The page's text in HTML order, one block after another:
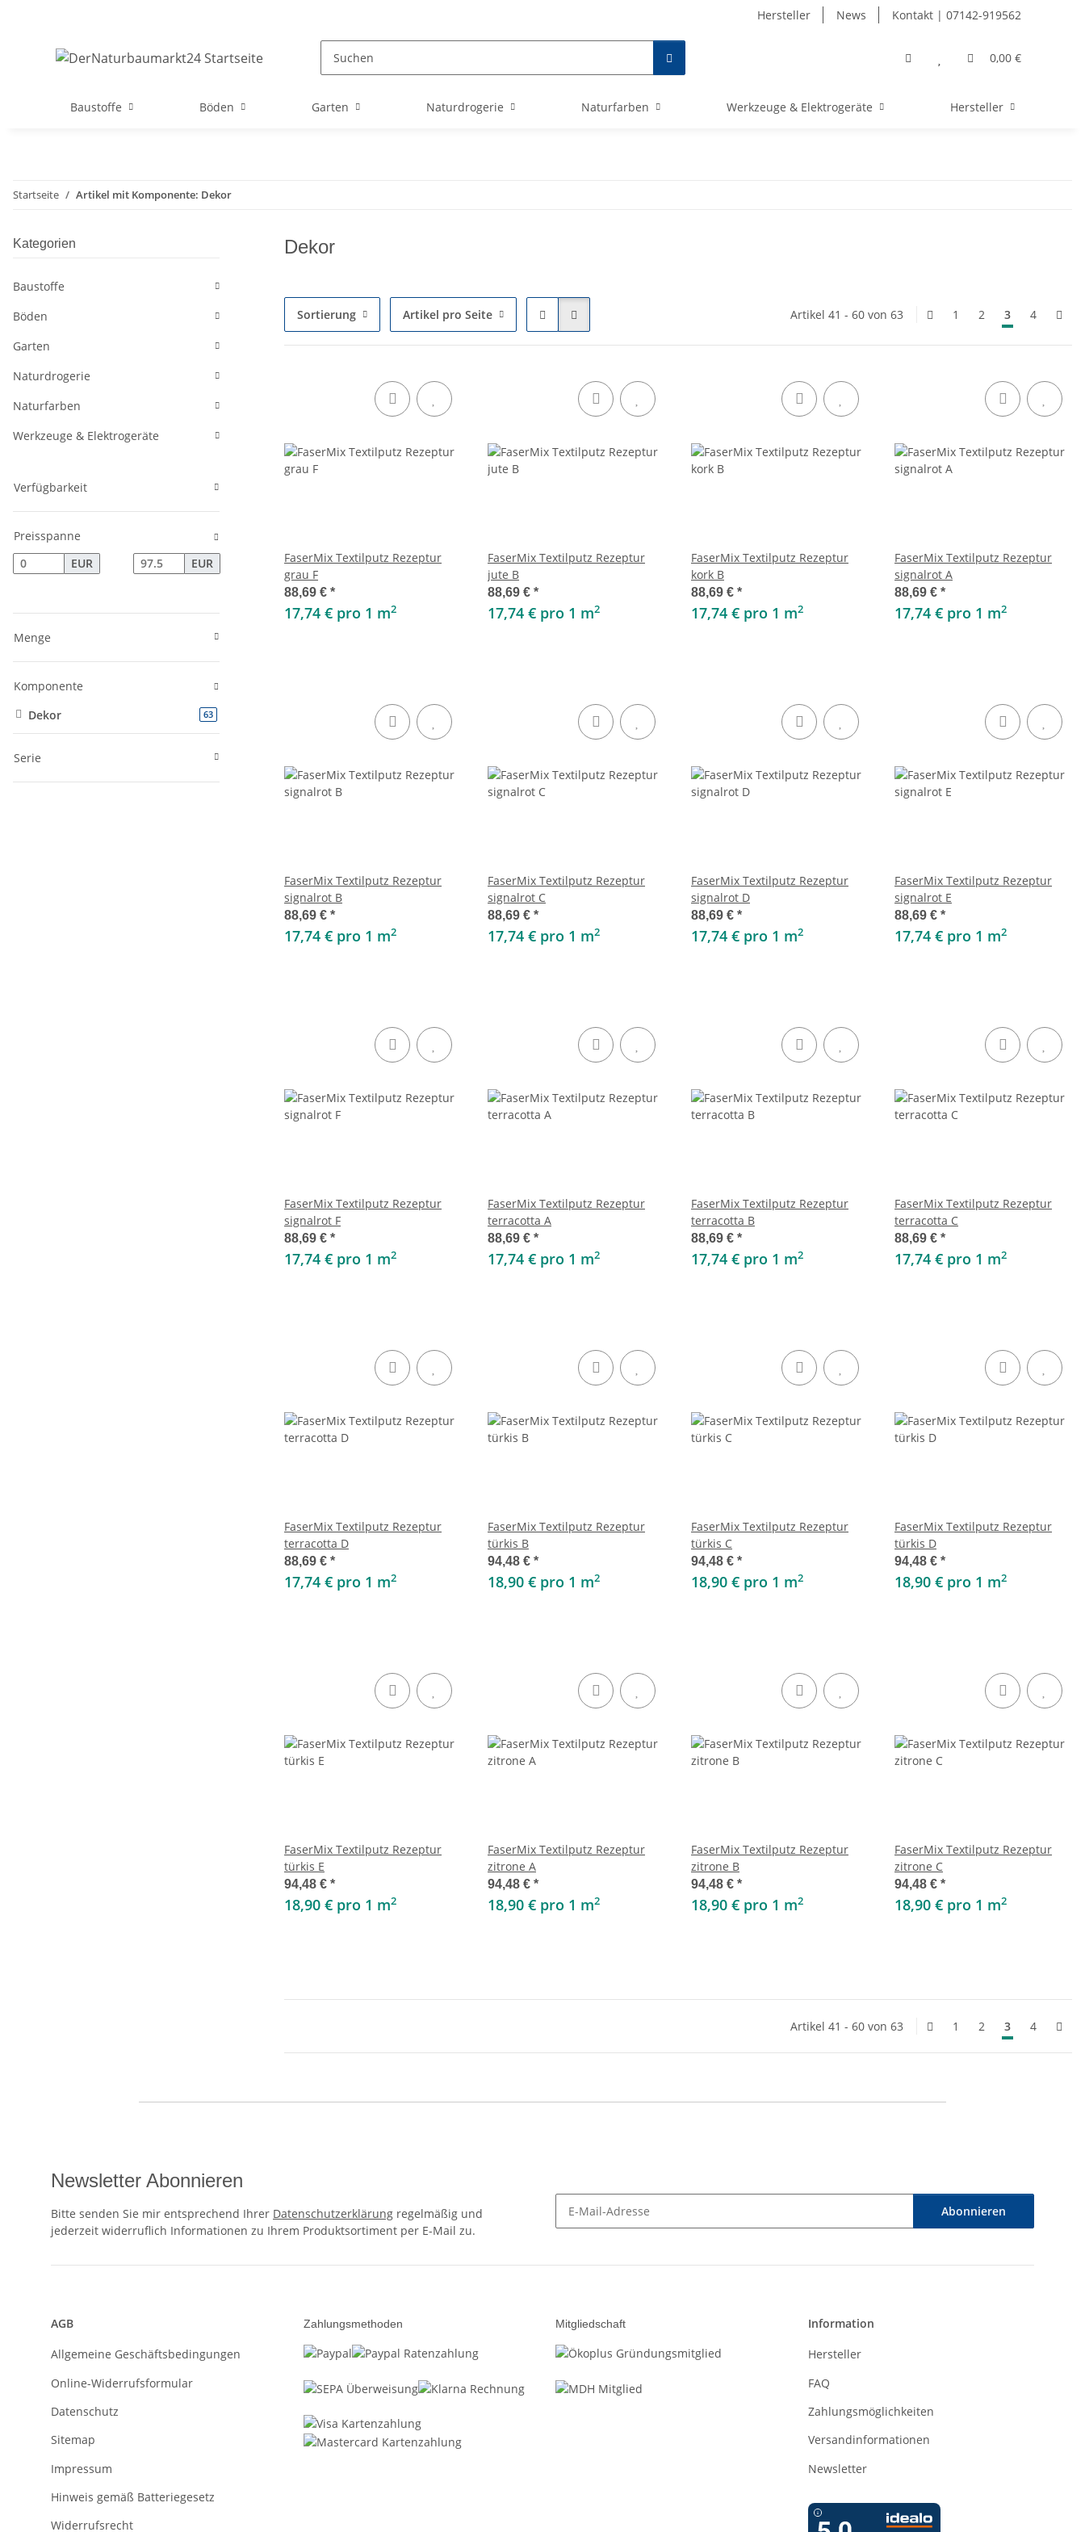
Hersteller News Kontakt | 07142-919562
0,00 €
Baustoffe Böden Garten Naturdrogerie Naturfarben Werkzeuge & Elektrogeräte Hersteller
Startseite Artikel mit Komponente: Dekor
Dekor
Sortierung Artikel pro Seite Artikel 41 - 60 von 63 1 2 3 4
FaserMix Textilputz Rezeptur
grau F
88,69 € *
17,74 € pro 1 m2
FaserMix Textilputz Rezeptur
jute B
88,69 € *
17,74 € pro 1 m2
FaserMix Textilputz Rezeptur
kork B
88,69 € *
17,74 € pro 1 m2
FaserMix Textilputz Rezeptur
signalrot A
88,69 € *
17,74 € pro 1 m2
FaserMix Textilputz Rezeptur
signalrot B
88,69 € *
17,74 € pro 1 m2
FaserMix Textilputz Rezeptur
signalrot C
88,69 € *
17,74 € pro 1 m2
FaserMix Textilputz Rezeptur
signalrot D
88,69 € *
17,74 € pro 1 m2
FaserMix Textilputz Rezeptur
signalrot E
88,69 € *
17,74 € pro 1 m2
FaserMix Textilputz Rezeptur
signalrot F
88,69 € *
17,74 € pro 1 m2
FaserMix Textilputz Rezeptur
terracotta A
88,69 € *
17,74 € pro 1 m2
FaserMix Textilputz Rezeptur
terracotta B
88,69 € *
17,74 € pro 1 m2
FaserMix Textilputz Rezeptur
terracotta C
88,69 € *
17,74 € pro 1 m2
FaserMix Textilputz Rezeptur
terracotta D
88,69 € *
17,74 € pro 1 m2
FaserMix Textilputz Rezeptur
türkis B
94,48 € *
18,90 € pro 1 m2
FaserMix Textilputz Rezeptur
türkis C
94,48 € *
18,90 € pro 1 m2
FaserMix Textilputz Rezeptur
türkis D
94,48 € *
18,90 € pro 1 m2
FaserMix Textilputz Rezeptur
türkis E
94,48 € *
18,90 € pro 1 m2
FaserMix Textilputz Rezeptur
zitrone A
94,48 € *
18,90 € pro 1 m2
FaserMix Textilputz Rezeptur
zitrone B
94,48 € *
18,90 € pro 1 m2
FaserMix Textilputz Rezeptur
zitrone C
94,48 € *
18,90 € pro 1 m2
Artikel 41 - 60 von 63 1 2 3 4
Kategorien
Baustoffe
Böden
Garten
Naturdrogerie
Naturfarben
Werkzeuge & Elektrogeräte
Verfügbarkeit
Preisspanne
EUR
EUR
Menge
Komponente
Dekor
63Artikel gefunden
Serie
Newsletter Abonnieren
Bitte senden Sie mir entsprechend Ihrer Datenschutzerklärung regelmäßig und
jederzeit widerruflich Informationen zu Ihrem Produktsortiment per E-Mail zu.
Abonnieren
AGB
Allgemeine Geschäftsbedingungen
Online-Widerrufsformular
Datenschutz
Sitemap
Impressum
Hinweis gemäß Batteriegesetz
Widerrufsrecht
Zahlungsmethoden Mitgliedschaft Information
Hersteller
FAQ
Zahlungsmöglichkeiten
Versandinformationen
Newsletter